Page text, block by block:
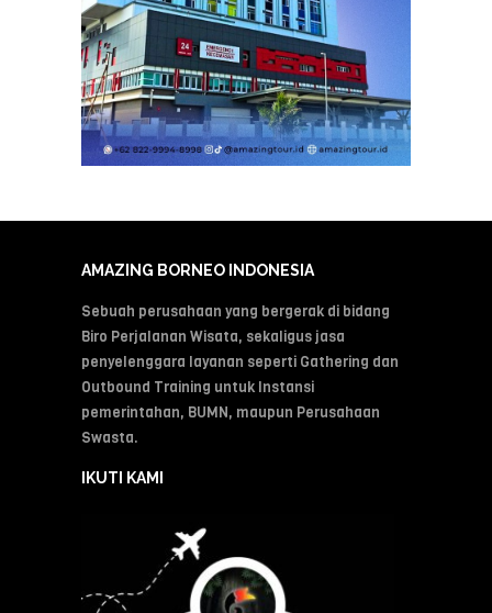
AMAZING BORNEO INDONESIA
Sebuah perusahaan yang bergerak di bidang
Biro Perjalanan Wisata, sekaligus jasa
penyelenggara layanan seperti Gathering dan
Outbound Training untuk Instansi
pemerintahan, BUMN, maupun Perusahaan
Swasta.
IKUTI KAMI